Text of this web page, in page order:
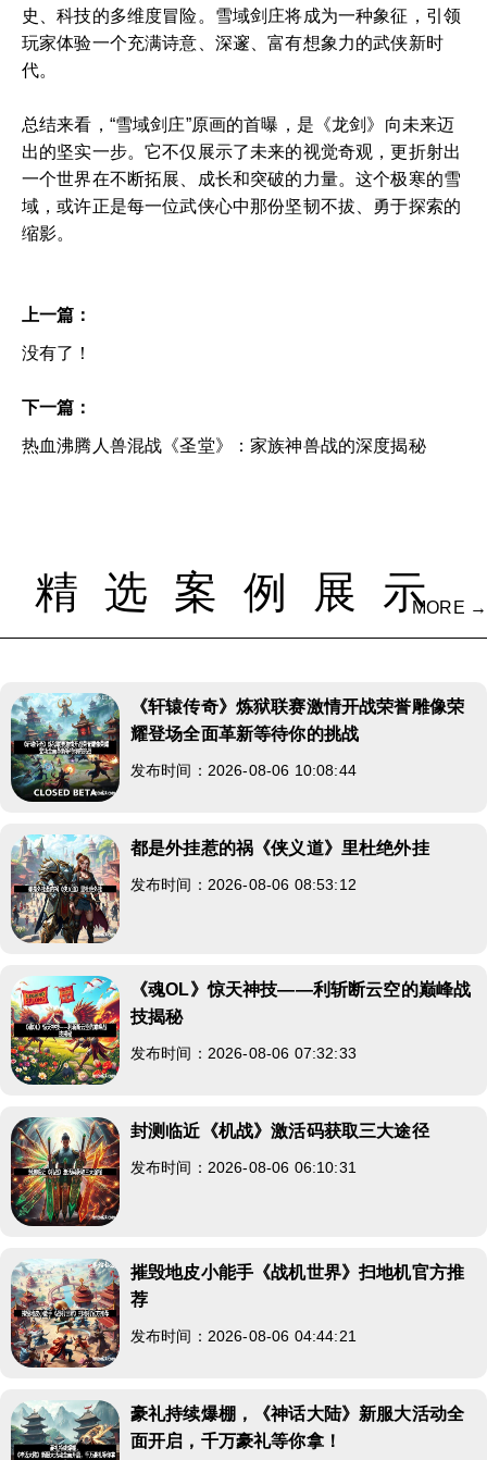
史、科技的多维度冒险。雪域剑庄将成为一种象征，引领
玩家体验一个充满诗意、深邃、富有想象力的武侠新时
代。
总结来看，“雪域剑庄”原画的首曝，是《龙剑》向未来迈
出的坚实一步。它不仅展示了未来的视觉奇观，更折射出
一个世界在不断拓展、成长和突破的力量。这个极寒的雪
域，或许正是每一位武侠心中那份坚韧不拔、勇于探索的
缩影。
上一篇：
没有了！
下一篇：
热血沸腾人兽混战《圣堂》：家族神兽战的深度揭秘
精选案例展示MORE →
《轩辕传奇》炼狱联赛激情开战荣誉雕像荣
耀登场全面革新等待你的挑战
发布时间：2026-08-06 10:08:44
都是外挂惹的祸《侠义道》里杜绝外挂
发布时间：2026-08-06 08:53:12
《魂OL》惊天神技——利斩断云空的巅峰战
技揭秘
发布时间：2026-08-06 07:32:33
封测临近《机战》激活码获取三大途径
发布时间：2026-08-06 06:10:31
摧毁地皮小能手《战机世界》扫地机官方推
荐
发布时间：2026-08-06 04:44:21
豪礼持续爆棚，《神话大陆》新服大活动全
面开启，千万豪礼等你拿！